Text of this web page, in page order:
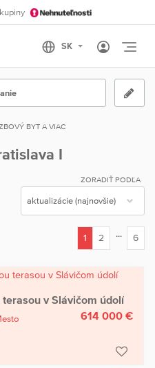
BYT A VIAC
I
ZORADIŤ PODĽA
1
2 ... 6
v Slávičom údolí
614 000 €